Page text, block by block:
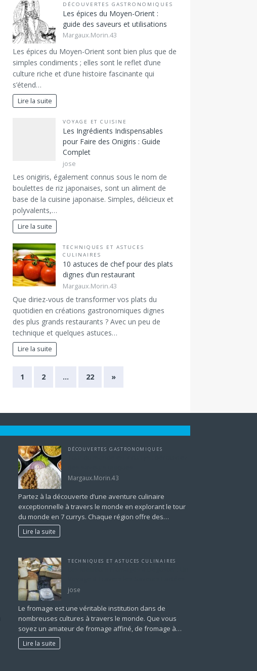
DÉCOUVERTES GASTRONOMIQUES
Les épices du Moyen-Orient :
guide des saveurs et utilisations
Margaux.Morin.43
Les épices du Moyen-Orient sont bien plus que de
simples condiments ; elles sont le reflet d’une
culture riche et d’une histoire fascinante qui
s’étend…
Lire la suite
VOYAGE ET CUISINE
Les Ingrédients Indispensables
pour Faire des Onigiris : Guide
Complet
jose
Les onigiris, également connus sous le nom de
boulettes de riz japonaises, sont un aliment de
base de la cuisine japonaise. Simples, délicieux et
polyvalents,…
Lire la suite
TECHNIQUES ET ASTUCES
CULINAIRES
10 astuces de chef pour des plats
dignes d’un restaurant
Margaux.Morin.43
Que diriez-vous de transformer vos plats du
quotidien en créations gastronomiques dignes
des plus grands restaurants ? Avec un peu de
technique et quelques astuces…
Lire la suite
1 2 … 22 »
DÉCOUVERTES GASTRONOMIQUES
Margaux.Morin.43
Partez à la découverte d’une aventure culinaire
exceptionnelle à travers le monde en explorant le tour
du monde en 7 currys. Chaque région offre des…
Lire la suite
TECHNIQUES ET ASTUCES CULINAIRES
jose
Le fromage est une véritable institution dans de
nombreuses cultures à travers le monde. Que vous
soyez un amateur de fromage affiné, de fromage à…
Lire la suite